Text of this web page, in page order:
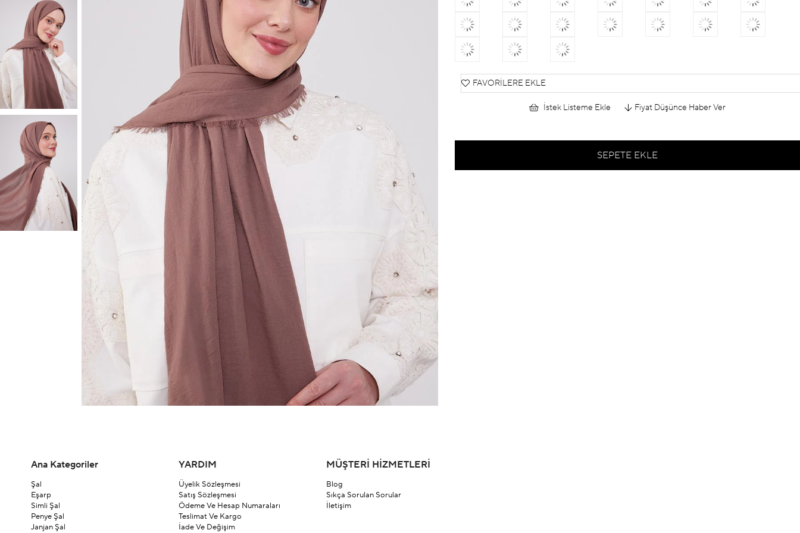
FAVORILERE EKLE
İstek Listeme Ekle Fiyat Düşünce Haber Ver
Ana Kategoriler
Şal
Eşarp
Simli Şal
Penye Şal
Janjan Şal
YARDIM
Üyelik Sözleşmesi
Satış Sözleşmesi
Ödeme Ve Hesap Numaraları
Teslimat Ve Kargo
İade Ve Değişim
MÜŞTERİ HİZMETLERİ
Blog
Sıkça Sorulan Sorular
İletişim